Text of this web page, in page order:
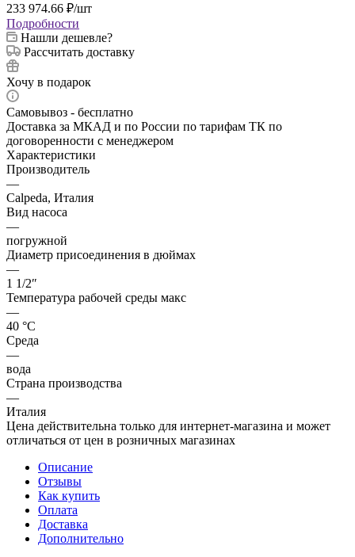
233 974.66 ₽/шт
Подробности
Нашли дешевле?
Рассчитать доставку
Хочу в подарок
Самовывоз - бесплатно
Доставка за МКАД и по России по тарифам ТК по
договоренности с менеджером
Характеристики
Производитель
—
Calpeda, Италия
Вид насоса
—
погружной
Диаметр присоединения в дюймах
—
1 1/2″
Температура рабочей среды макс
—
40 °С
Среда
—
вода
Страна производства
—
Италия
Цена действительна только для интернет-магазина и может
отличаться от цен в розничных магазинах
Описание
Отзывы
Как купить
Оплата
Доставка
Дополнительно